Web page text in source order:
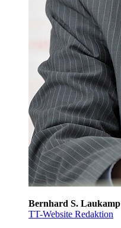
Bernhard S. Laukamp
TT-Website Redaktion